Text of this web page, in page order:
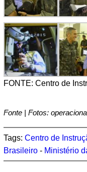
FONTE: Centro de
Fonte | Fotos:
Tags: Centro de
Brasileiro - Ministério